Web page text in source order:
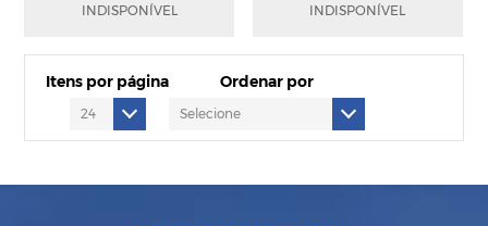
1xdeR$0,00
INDISPONÍVEL 1xdeR$0,00
INDISPONÍVEL
Itens por página Ordenar por